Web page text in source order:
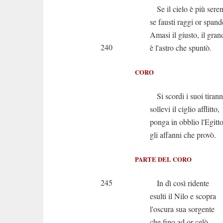
Se il cielo è più
se fausti raggi or
Amasi il giusto, il
240
è l'astro che spuntò.
CORO
Si scordi i suoi
sollevi il ciglio afflitto,
ponga in obblio l'Egitto
gli affanni che provò.
PARTE DEL CORO
245
In dì così ridente
esulti il Nilo e scopra
l'oscura sua sorgente